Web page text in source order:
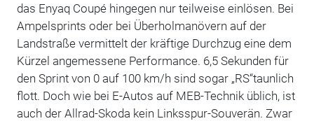
das Enyaq Coupé hingegen nur teilweise einlösen. Bei
Ampelsprints oder bei Überholmanövern auf der
Landstraße vermittelt der kräftige Durchzug eine dem
Kürzel angemessene Performance. 6,5 Sekunden für
den Sprint von 0 auf 100 km/h sind sogar „RS“taunlich
flott. Doch wie bei E-Autos auf MEB-Technik üblich, ist
auch der Allrad-Skoda kein Linksspur-Souverän. Zwar